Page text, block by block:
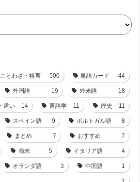
ことわざ・格言 500 単語カード 44
外国語 19 外来語 18
違い 14 言語学 11 歴史 11
スペイン語 9 ポルトガル語 8
まとめ 7 おすすめ 7
南米 5 イタリア語 4
オランダ語 3 中国語 1